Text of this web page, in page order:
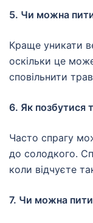
5. Чи можна пити
Краще уникати
оскільки це
сповільнити
6. Як позбутися
Часто спрагу
до солодкого.
коли відчуєте
7. Чи можна пити